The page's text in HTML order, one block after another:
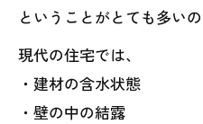
ということがとても多いの
現代の住宅では、
・建材の含水状態
・壁の中の結露